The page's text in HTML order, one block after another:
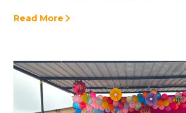
Read More